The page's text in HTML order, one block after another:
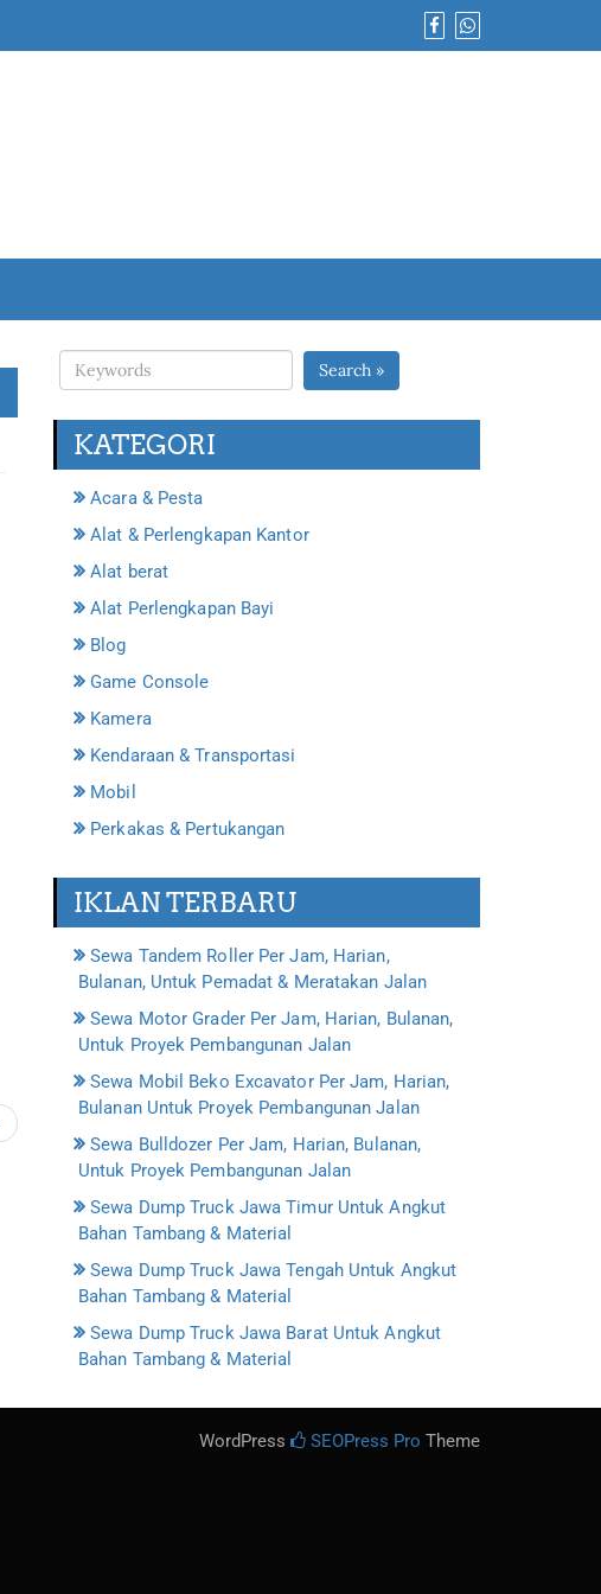
Search »
KATEGORI
Acara & Pesta
Alat & Perlengkapan Kantor
Alat berat
Alat Perlengkapan Bayi
Blog
Game Console
Kamera
Kendaraan & Transportasi
Mobil
Perkakas & Pertukangan
IKLAN TERBARU
Sewa Tandem Roller Per Jam, Harian,
Bulanan, Untuk Pemadat & Meratakan Jalan
Sewa Motor Grader Per Jam, Harian, Bulanan,
Untuk Proyek Pembangunan Jalan
Sewa Mobil Beko Excavator Per Jam, Harian,
Bulanan Untuk Proyek Pembangunan Jalan
Sewa Bulldozer Per Jam, Harian, Bulanan,
Untuk Proyek Pembangunan Jalan
Sewa Dump Truck Jawa Timur Untuk Angkut
Bahan Tambang & Material
Sewa Dump Truck Jawa Tengah Untuk Angkut
Bahan Tambang & Material
Sewa Dump Truck Jawa Barat Untuk Angkut
Bahan Tambang & Material
WordPress SEOPress Pro Theme